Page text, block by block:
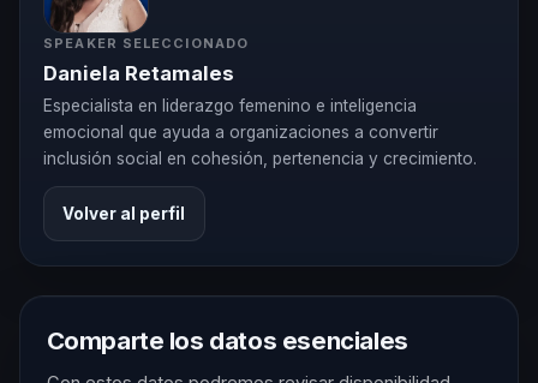
SPEAKER SELECCIONADO
Daniela Retamales
Especialista en liderazgo femenino e inteligencia
emocional que ayuda a organizaciones a convertir
inclusión social en cohesión, pertenencia y crecimiento.
Volver al perfil
Comparte los datos esenciales